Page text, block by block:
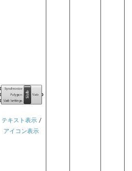
テキスト表示/
アイコン表示